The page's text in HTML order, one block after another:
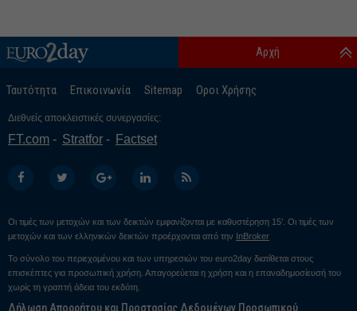
Ταυτότητα Επικοινωνία Sitemap Οροι Χρήσης
Αρχή
Διεθνείς αποκλειστικές συνεργασίες:
FT.com Stratfor Factset
Οι τιμές των μετοχών και των δεικτών εμφανίζονται με καθυστέρηση 15’. Οι τιμές των
μετοχών και των ελληνικών δεικτών προέρχονται από την InBroker
Το σύνολο του περιεχομένου και των υπηρεσιών του euro2day διατίθεται στους
επισκέπτες για προσωπική χρήση. Απαγορεύεται η χρήση και η επαναδημοσίευσή του
χωρίς τη γραπτή άδεια του εκδότη.
Δήλωση Απορρήτου και Προστασίας Δεδομένων Προσωπικού